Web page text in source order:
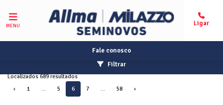
MENU
Fale conosco
Localizados 689 resultados
‹
1 ... 5 6 7 ... 58 ›
Filtrar